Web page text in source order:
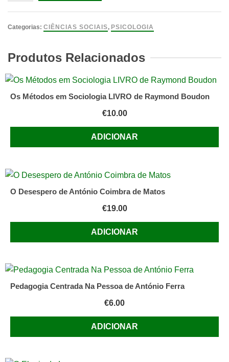
desenvolvimento
idade
adulta
durante
velhice
Categorias: CIÊNCIAS SOCIAIS, PSICOLOGIA
Produtos Relacionados
Os Métodos em Sociologia LIVRO de Raymond Boudon
€10.00
ADICIONAR
O Desespero de António Coimbra de Matos
€19.00
ADICIONAR
Pedagogia Centrada Na Pessoa de António Ferra
€6.00
ADICIONAR